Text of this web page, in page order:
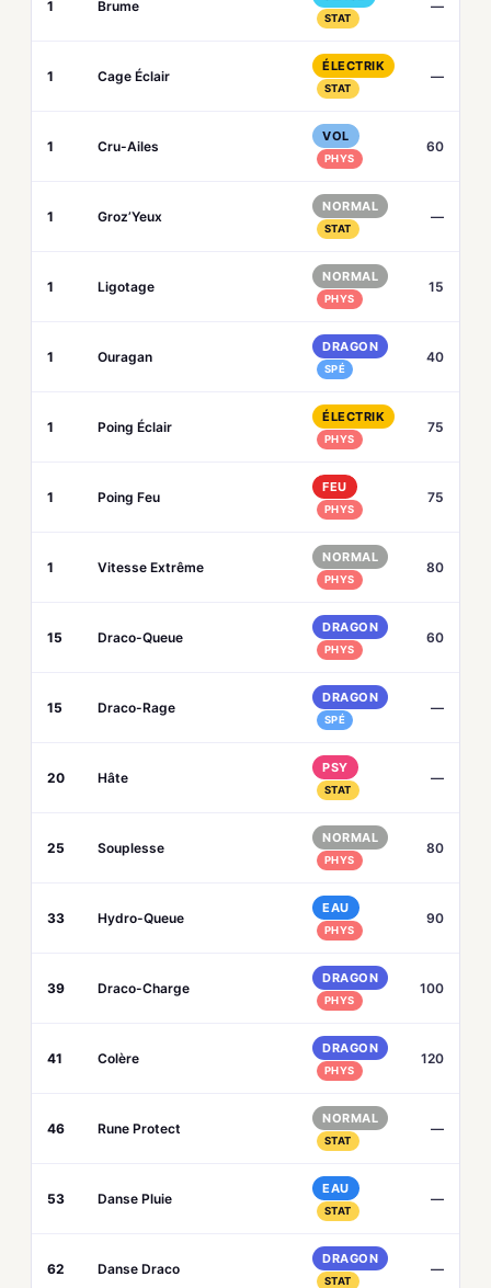
1 Brume
STAT
—
1 Cage Éclair
ÉLECTRIK
STAT
—
1 Cru-Ailes
VOL
PHYS
60
1 Groz’Yeux
NORMAL
STAT
—
1 Ligotage
NORMAL
PHYS
15
1 Ouragan
DRAGON
SPÉ
40
1 Poing Éclair
ÉLECTRIK
PHYS
75
1 Poing Feu
FEU
PHYS
75
1 Vitesse Extrême
NORMAL
PHYS
80
15 Draco-Queue
DRAGON
PHYS
60
15 Draco-Rage
DRAGON
SPÉ
—
20 Hâte
PSY
STAT
—
25 Souplesse
NORMAL
PHYS
80
33 Hydro-Queue
EAU
PHYS
90
39 Draco-Charge
DRAGON
PHYS
100
41 Colère
DRAGON
PHYS
120
46 Rune Protect
NORMAL
STAT
—
53 Danse Pluie
EAU
STAT
—
62 Danse Draco
DRAGON
STAT
—